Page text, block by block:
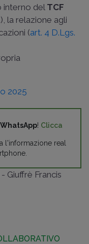
interno del TCF
la relazione agli
(art. 4 D.Lgs.
2025
WhatsApp! Clicca
l'informazione real
Giuffrè Francis